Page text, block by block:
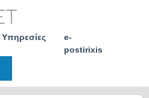
Υπηρεσίες
e-
postirixis